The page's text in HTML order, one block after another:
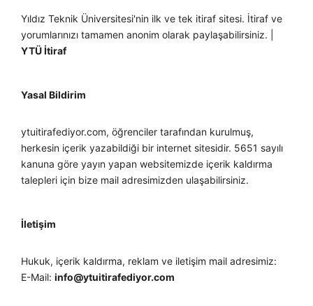
Yıldız Teknik Üniversitesi'nin ilk ve tek itiraf sitesi. İtiraf ve
yorumlarınızı tamamen anonim olarak paylaşabilirsiniz. |
YTÜ İtiraf
Yasal Bildirim
ytuitirafediyor.com, öğrenciler tarafından kurulmuş,
herkesin içerik yazabildiği bir internet sitesidir. 5651 sayılı
kanuna göre yayın yapan websitemizde içerik kaldırma
talepleri için bize mail adresimizden ulaşabilirsiniz.
İletişim
Hukuk, içerik kaldırma, reklam ve iletişim mail adresimiz:
E-Mail: info@ytuitirafediyor.com